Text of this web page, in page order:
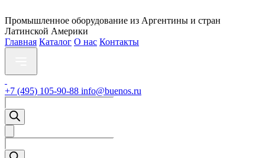
Промышленное оборудование из Аргентины и стран
Латинской Америки
Главная Каталог О нас Контакты
+7 (495) 105-90-88 info@buenos.ru
Поиск
товаров
Поиск
товаров